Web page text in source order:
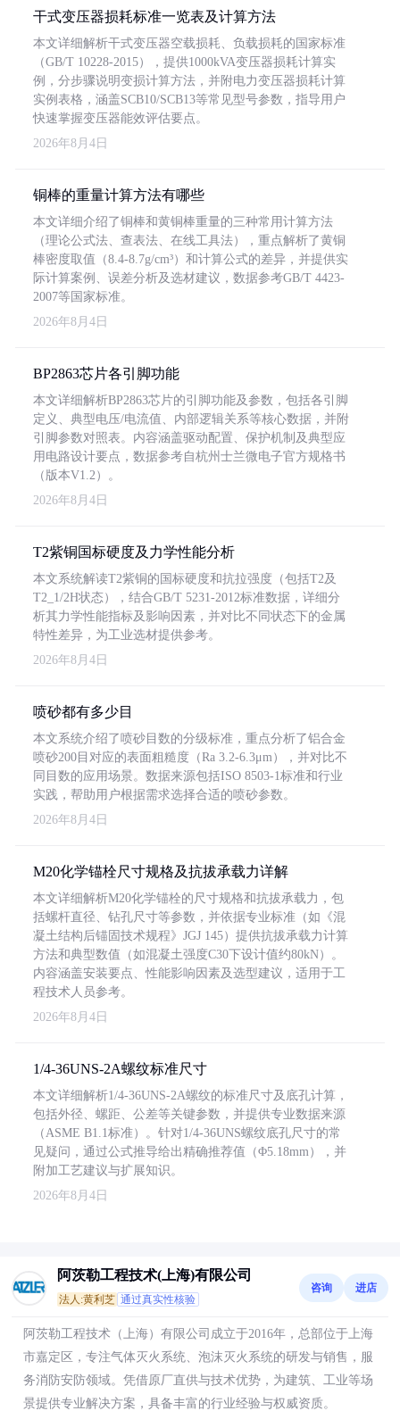
干式变压器损耗标准一览表及计算方法
本文详细解析干式变压器空载损耗、负载损耗的国家标准
（GB/T 10228-2015），提供1000kVA变压器损耗计算实
例，分步骤说明变损计算方法，并附电力变压器损耗计算
实例表格，涵盖SCB10/SCB13等常见型号参数，指导用户
快速掌握变压器能效评估要点。
2026年8月4日
铜棒的重量计算方法有哪些
本文详细介绍了铜棒和黄铜棒重量的三种常用计算方法
（理论公式法、查表法、在线工具法），重点解析了黄铜
棒密度取值（8.4-8.7g/cm³）和计算公式的差异，并提供实
际计算案例、误差分析及选材建议，数据参考GB/T 4423-
2007等国家标准。
2026年8月4日
BP2863芯片各引脚功能
本文详细解析BP2863芯片的引脚功能及参数，包括各引脚
定义、典型电压/电流值、内部逻辑关系等核心数据，并附
引脚参数对照表。内容涵盖驱动配置、保护机制及典型应
用电路设计要点，数据参考自杭州士兰微电子官方规格书
（版本V1.2）。
2026年8月4日
T2紫铜国标硬度及力学性能分析
本文系统解读T2紫铜的国标硬度和抗拉强度（包括T2及
T2_1/2H状态），结合GB/T 5231-2012标准数据，详细分
析其力学性能指标及影响因素，并对比不同状态下的金属
特性差异，为工业选材提供参考。
2026年8月4日
喷砂都有多少目
本文系统介绍了喷砂目数的分级标准，重点分析了铝合金
喷砂200目对应的表面粗糙度（Ra 3.2-6.3μm），并对比不
同目数的应用场景。数据来源包括ISO 8503-1标准和行业
实践，帮助用户根据需求选择合适的喷砂参数。
2026年8月4日
M20化学锚栓尺寸规格及抗拔承载力详解
本文详细解析M20化学锚栓的尺寸规格和抗拔承载力，包
括螺杆直径、钻孔尺寸等参数，并依据专业标准（如《混
凝土结构后锚固技术规程》JGJ 145）提供抗拔承载力计算
方法和典型数值（如混凝土强度C30下设计值约80kN）。
内容涵盖安装要点、性能影响因素及选型建议，适用于工
程技术人员参考。
2026年8月4日
1/4-36UNS-2A螺纹标准尺寸
本文详细解析1/4-36UNS-2A螺纹的标准尺寸及底孔计算，
包括外径、螺距、公差等关键参数，并提供专业数据来源
（ASME B1.1标准）。针对1/4-36UNS螺纹底孔尺寸的常
见疑问，通过公式推导给出精确推荐值（Φ5.18mm），并
附加工艺建议与扩展知识。
2026年8月4日
阿茨勒工程技术(上海)有限公司
法人:黄利芝 通过真实性核验
咨询 进店
阿茨勒工程技术（上海）有限公司成立于2016年，总部位于上海
市嘉定区，专注气体灭火系统、泡沫灭火系统的研发与销售，服
务消防安防领域。凭借原厂直供与技术优势，为建筑、工业等场
景提供专业解决方案，具备丰富的行业经验与权威资质。